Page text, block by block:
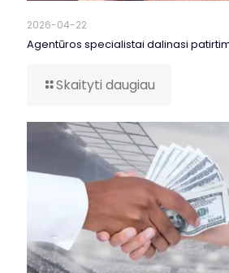
2026-04-22
Agentūros specialistai dalinasi
Skaityti daugiau